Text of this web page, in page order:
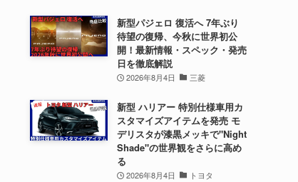
新型パジェロ 復活へ 7年ぶり
待望の復帰、今秋に世界初公
開！最新情報・スペック・発売
日を徹底解説
2026年8月4日 三菱
新型 ハリアー 特別仕様車用カ
スタマイズアイテムを発売 モ
デリスタが漆黒メッキで"Night
Shade"の世界観をさらに高め
る
2026年8月4日 トヨタ